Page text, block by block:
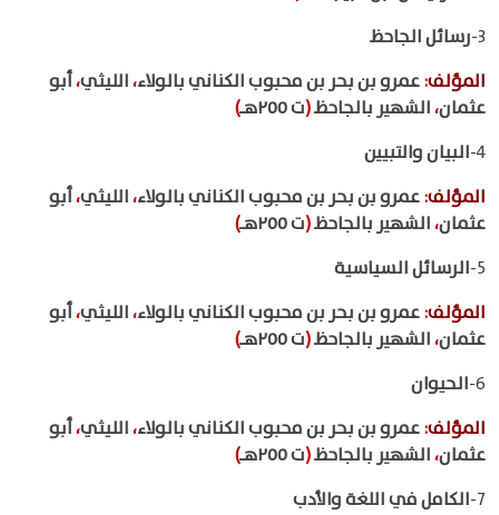
3- رسائل الجاحظ
المؤلف:عمرو بن بحر بن محبوب الكناني بالولاء،الليثي،أبو
عثمان،الشهير بالجاحظ(ت ٢٥٥هـ
)
4- البيان والتبيين
المؤلف:عمرو بن بحر بن محبوب الكناني بالولاء،الليثي،أبو
عثمان،الشهير بالجاحظ(ت ٢٥٥هـ
)
5- الرسائل السياسية
المؤلف:عمرو بن بحر بن محبوب الكناني بالولاء،الليثي،أبو
عثمان،الشهير بالجاحظ(ت ٢٥٥هـ
)
6- الحيوان
المؤلف:عمرو بن بحر بن محبوب الكناني بالولاء،الليثي،أبو
عثمان،الشهير بالجاحظ(ت ٢٥٥هـ
)
7- الكامل في اللغة والأدب